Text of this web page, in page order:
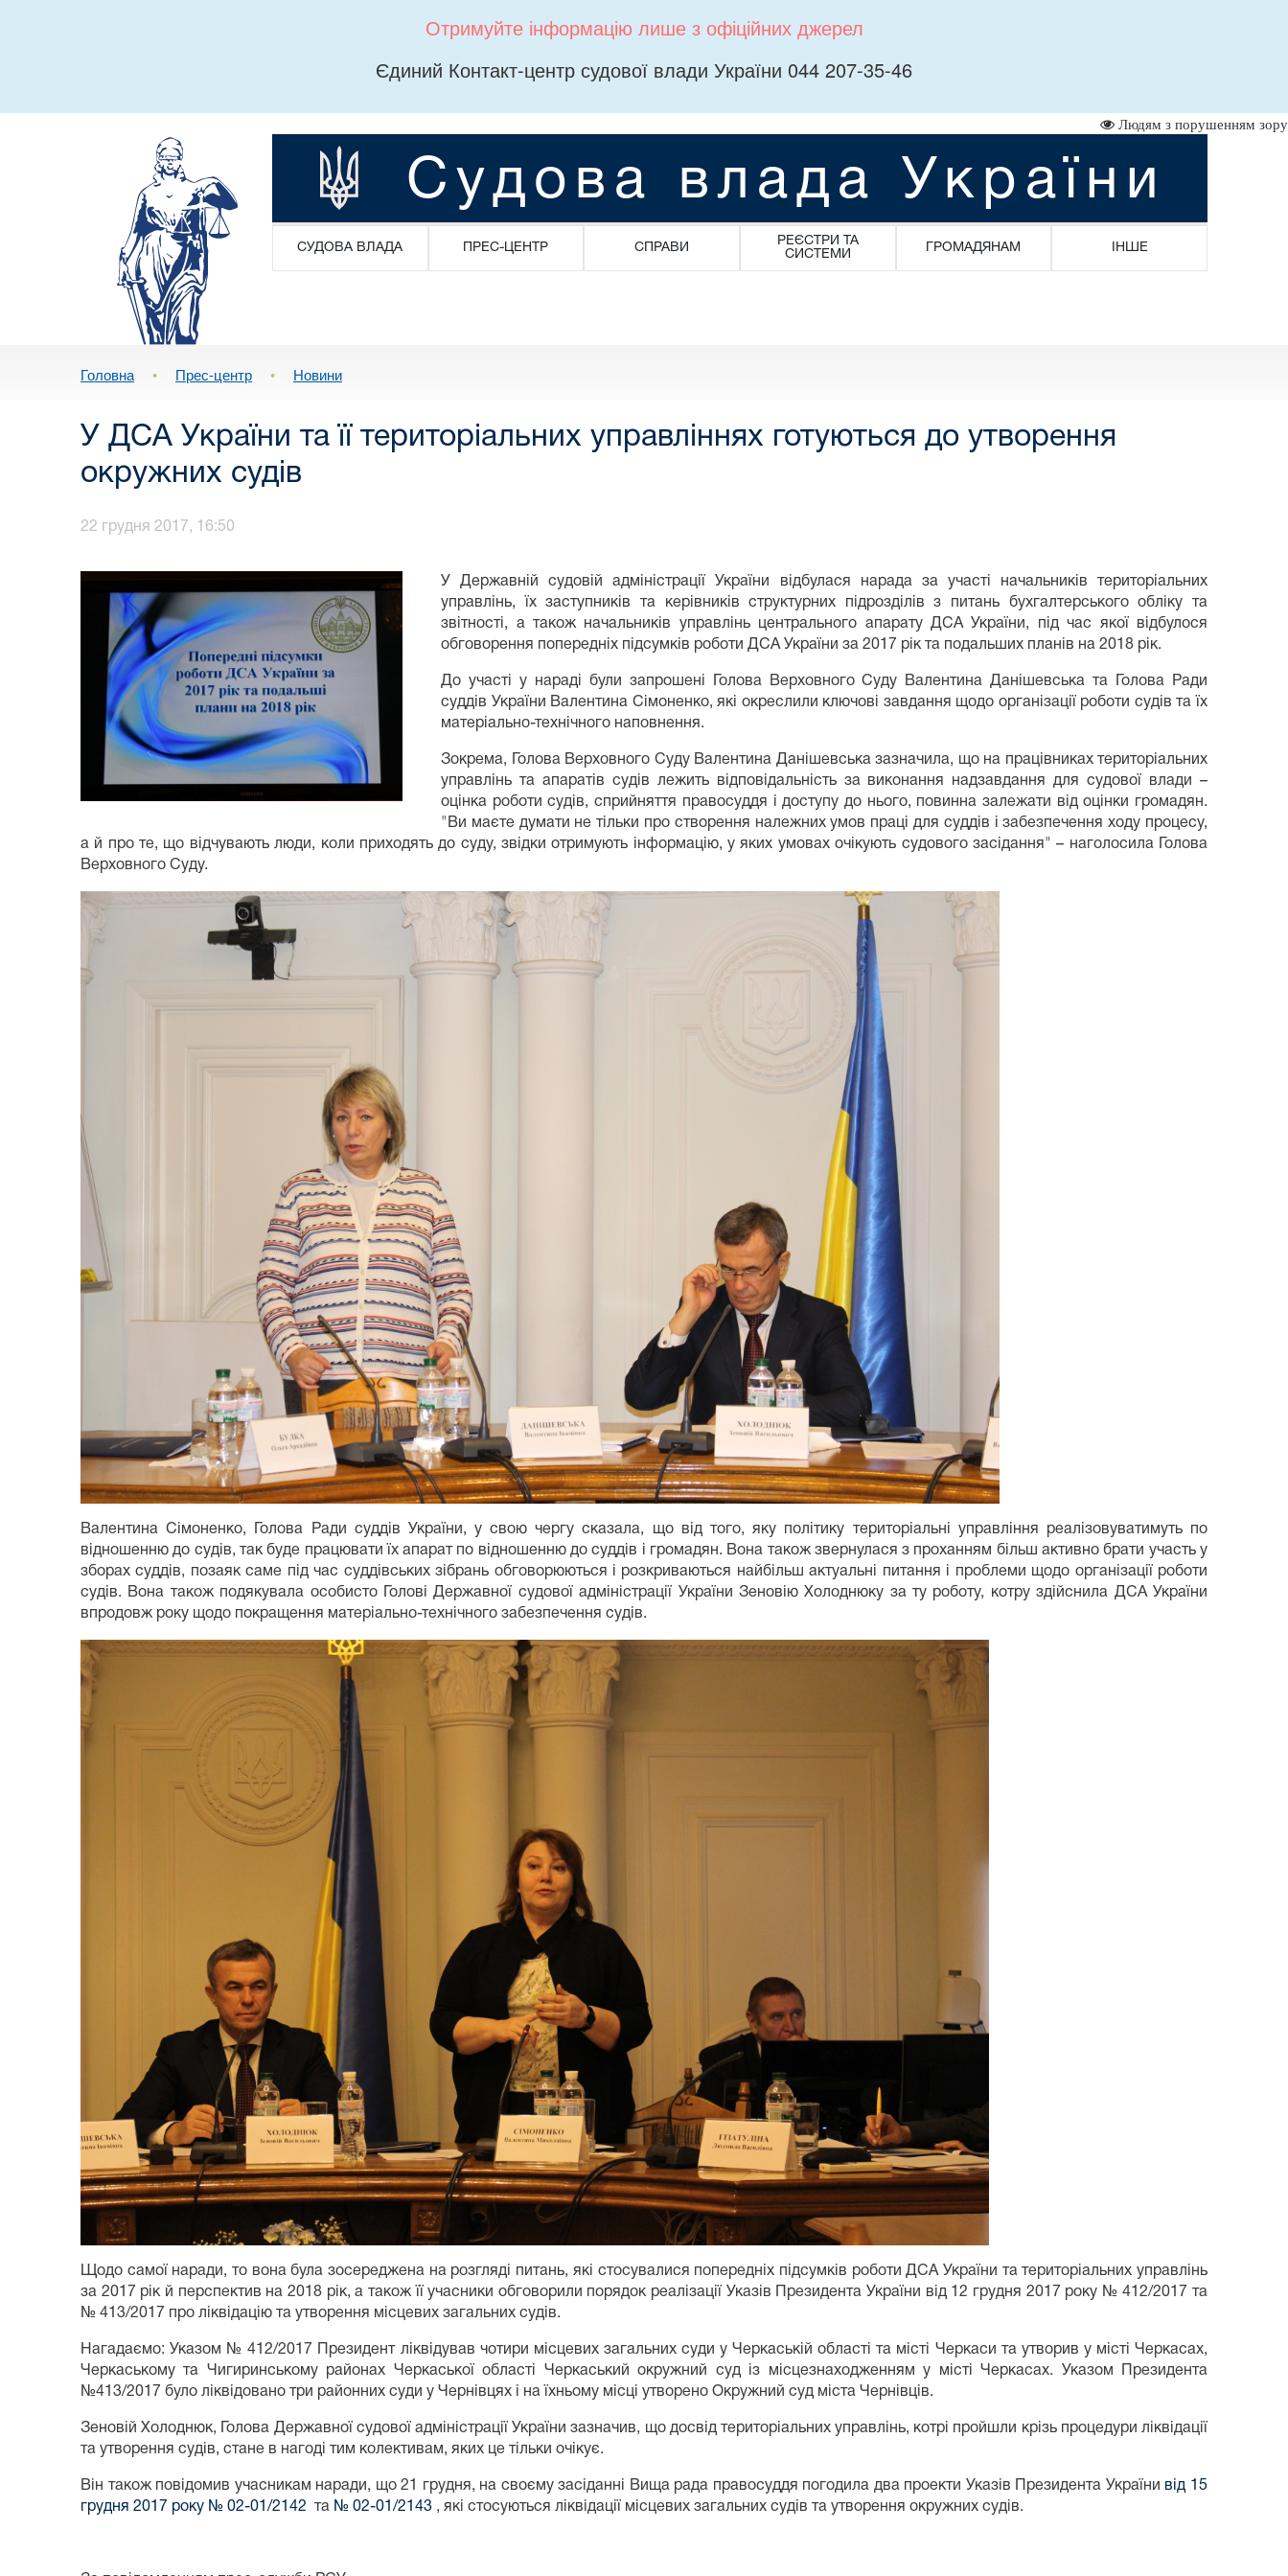
Отримуйте інформацію лише з офіційних джерел
Єдиний Контакт-центр судової влади України 044 207-35-46
Людям з порушенням зору
Судова влада України
СУДОВА ВЛАДА ПРЕС-ЦЕНТР СПРАВИ
РЕЄСТРИ ТА
СИСТЕМИ
ГРОМАДЯНАМ ІНШЕ
Головна • Прес-центр • Новини
У ДСА України та її територіальних управліннях готуються до утворення
окружних судів
22 грудня 2017, 16:50
У Державній судовій адміністрації України відбулася нарада за участі начальників територіальних
управлінь, їх заступників та керівників структурних підрозділів з питань бухгалтерського обліку та
звітності, а також начальників управлінь центрального апарату ДСА України, під час якої відбулося
обговорення попередніх підсумків роботи ДСА України за 2017 рік та подальших планів на 2018 рік.
До участі у нараді були запрошені Голова Верховного Суду Валентина Данішевська та Голова Ради
суддів України Валентина Сімоненко, які окреслили ключові завдання щодо організації роботи судів та їх
матеріально-технічного наповнення.
Зокрема, Голова Верховного Суду Валентина Данішевська зазначила, що на працівниках територіальних
управлінь та апаратів судів лежить відповідальність за виконання надзавдання для судової влади –
оцінка роботи судів, сприйняття правосуддя і доступу до нього, повинна залежати від оцінки громадян.
"Ви маєте думати не тільки про створення належних умов праці для суддів і забезпечення ходу процесу,
а й про те, що відчувають люди, коли приходять до суду, звідки отримують інформацію, у яких умовах очікують судового засідання" – наголосила Голова
Верховного Суду.
Валентина Сімоненко, Голова Ради суддів України, у свою чергу сказала, що від того, яку політику територіальні управління реалізовуватимуть по
відношенню до судів, так буде працювати їх апарат по відношенню до суддів і громадян. Вона також звернулася з проханням більш активно брати участь у
зборах суддів, позаяк саме під час суддівських зібрань обговорюються і розкриваються найбільш актуальні питання і проблеми щодо організації роботи
судів. Вона також подякувала особисто Голові Державної судової адміністрації України Зеновію Холоднюку за ту роботу, котру здійснила ДСА України
впродовж року щодо покращення матеріально-технічного забезпечення судів.
Щодо самої наради, то вона була зосереджена на розгляді питань, які стосувалися попередніх підсумків роботи ДСА України та територіальних управлінь
за 2017 рік й перспектив на 2018 рік, а також її учасники обговорили порядок реалізації Указів Президента України від 12 грудня 2017 року № 412/2017 та
№ 413/2017 про ліквідацію та утворення місцевих загальних судів.
Нагадаємо: Указом № 412/2017 Президент ліквідував чотири місцевих загальних суди у Черкаській області та місті Черкаси та утворив у місті Черкасах,
Черкаському та Чигиринському районах Черкаської області Черкаський окружний суд із місцезнаходженням у місті Черкасах. Указом Президента
№413/2017 було ліквідовано три районних суди у Чернівцях і на їхньому місці утворено Окружний суд міста Чернівців.
Зеновій Холоднюк, Голова Державної судової адміністрації України зазначив, що досвід територіальних управлінь, котрі пройшли крізь процедури ліквідації
та утворення судів, стане в нагоді тим колективам, яких це тільки очікує.
Він також повідомив учасникам наради, що 21 грудня, на своєму засіданні Вища рада правосуддя погодила два проекти Указів Президента України від 15
грудня 2017 року № 02-01/2142 та № 02-01/2143 , які стосуються ліквідації місцевих загальних судів та утворення окружних судів.